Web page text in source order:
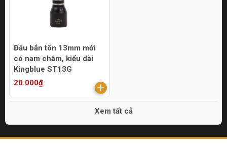
Đầu bắn tôn 13mm mới
có nam châm, kiểu dài
Kingblue ST13G
20.000₫
Xem tất cả